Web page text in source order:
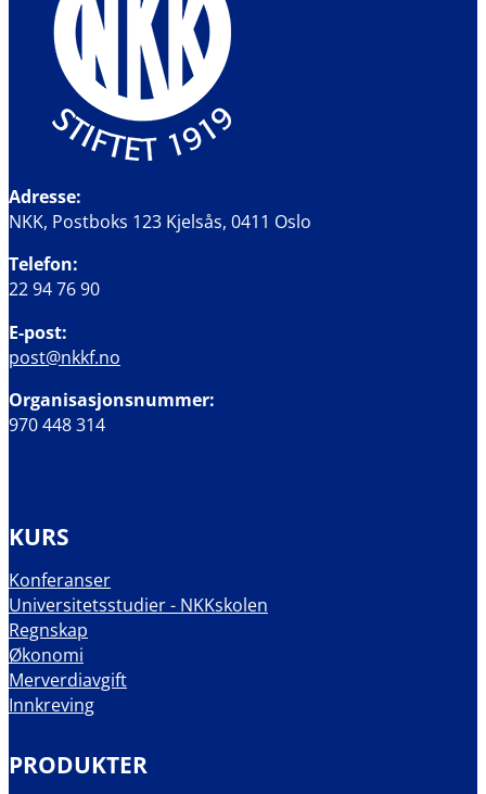
Adresse:
NKK, Postboks 123 Kjelsås, 0411 Oslo
Telefon:
22 94 76 90
E-post:
post@nkkf.no
Organisasjonsnummer:
970 448 314
KURS
Konferanser
Universitetsstudier - NKKskolen
Regnskap
Økonomi
Merverdiavgift
Innkreving
PRODUKTER